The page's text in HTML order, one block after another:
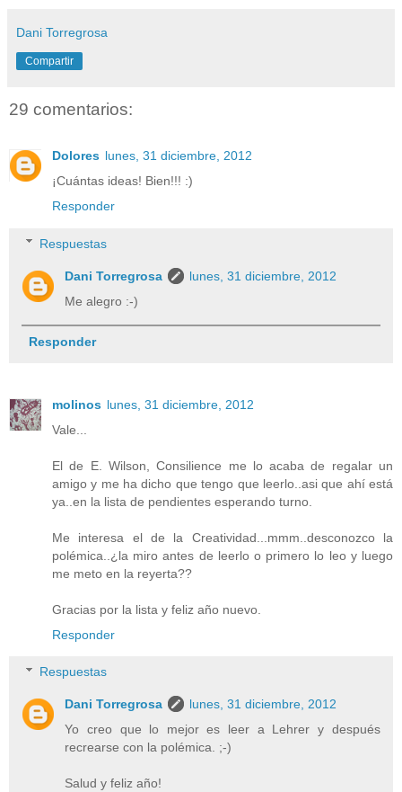
Dani Torregrosa
Compartir
29 comentarios:
Dolores lunes, 31 diciembre, 2012
¡Cuántas ideas! Bien!!! :)
Responder
Respuestas
Dani Torregrosa
lunes, 31 diciembre, 2012
Me alegro :-)
Responder
molinos lunes, 31 diciembre, 2012
Vale...
El de E. Wilson, Consilience me lo acaba de regalar un
amigo y me ha dicho que tengo que leerlo..asi que ahí está
ya..en la lista de pendientes esperando turno.
Me interesa el de la Creatividad...mmm..desconozco la
polémica..¿la miro antes de leerlo o primero lo leo y luego
me meto en la reyerta??
Gracias por la lista y feliz año nuevo.
Responder
Respuestas
Dani Torregrosa
lunes, 31 diciembre, 2012
Yo creo que lo mejor es leer a Lehrer y después
recrearse con la polémica. ;-)
Salud y feliz año!